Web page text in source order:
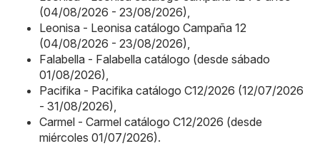
(04/08/2026 - 23/08/2026),
Leonisa - Leonisa catálogo Campaña 12
(04/08/2026 - 23/08/2026),
Falabella - Falabella catálogo (desde sábado
01/08/2026),
Pacifika - Pacifika catálogo C12/2026 (12/07/2026
- 31/08/2026),
Carmel - Carmel catálogo C12/2026 (desde
miércoles 01/07/2026).